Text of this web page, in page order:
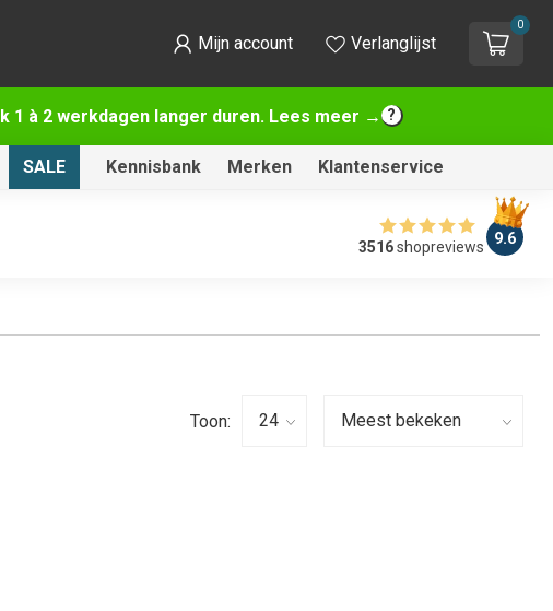
à 2 werkdagen langer duren. Lees meer →
Mijn account Verlanglijst
0
SALE Kennisbank Merken Klantenservice
3516shopreviews 9.6
Toon: